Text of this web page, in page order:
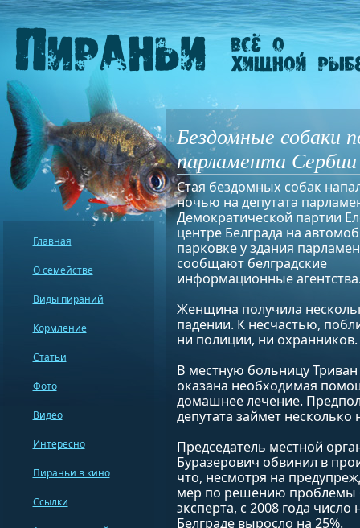
Бездомные собаки
парламента
Стая бездомных собак
ночью на депутата
Демократической партии
центре Белграда на
парковке у здания
сообщают белградские
информационные
Женщина получила
падении. К несчастью,
ни полиции, ни охранников.
В местную больницу Триван
оказана необходимая
домашнее лечение.
депутата займет несколько
Председатель местной
Буразерович обвинил в
что, несмотря на
мер по решению проблемы
эксперта, с 2008 года
Белграде выросло на 25%.
Главная
О семействе
Виды пираний
Кормление
Статьи
Фото
Видео
Интересно
Пираньи в кино
Ссылки